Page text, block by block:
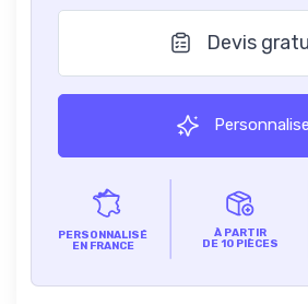
Devis
PERSONNALISÉ
EN FRANCE
À PARTIR
DE 10 PIÈCES